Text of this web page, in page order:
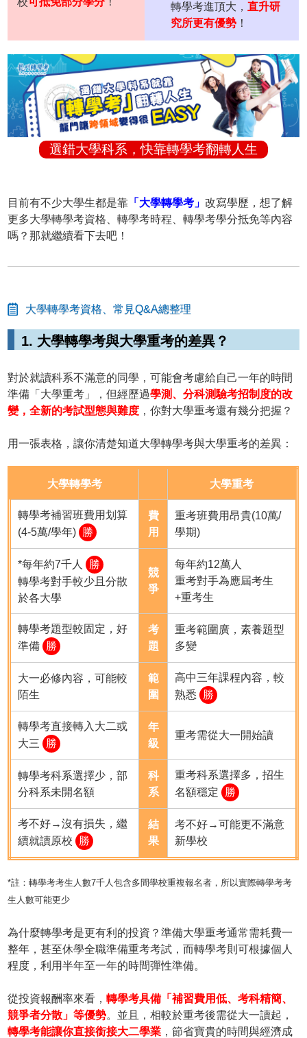
轉學考進頂大， 直升研
究所更有優勢！
選錯大學科系，快靠轉學考翻轉人生
目前有不少大學生都是靠 「大學轉學考」改寫學歷，想了解
更多大學轉學考資格、轉學考時程、轉學考學分抵免等內容
嗎？那就繼續看下去吧！
大學轉學考資格、常見Q&A總整理
1. 大學轉學考與大學重考的差異？
對於就讀科系不滿意的同學，可能會考慮給自己一年的時間
準備「大學重考」，但經歷過學測、分科測驗考招制度的改
變，全新的考試型態與難度 ，你對大學重考還有幾分把握？
用一張表格，讓你清楚知道大學轉學考與大學重考的差異：
大學轉學考 大學重考
轉學考補習班費用划算
(4-5萬/學年) 勝
費
用
重考班費用昂貴(10萬/
學期)
*每年約7千人 勝
轉學考對手較少且分散
於各大學
競
爭
每年約12萬人
重考對手為應屆考生
+重考生
轉學考題型較固定，好
準備 勝
考
題
重考範圍廣，素養題型
多變
大一必修內容，可能較
陌生
範
圍
高中三年課程內容，較
熟悉 勝
轉學考直接轉入大二或
大三 勝
年
級
重考需從大一開始讀
轉學考科系選擇少，部
分科系未開名額
科
系
重考科系選擇多，招生
名額穩定 勝
考不好→沒有損失，繼
續就讀原校 勝
結
果
考不好→可能更不滿意
新學校
*註：轉學考考生人數7千人包含多間學校重複報名者，所以實際轉學考考
生人數可能更少
為什麼轉學考是更有利的投資？準備大學重考通常需耗費一
整年，甚至休學全職準備重考考試，而轉學考則可根據個人
程度，利用半年至一年的時間彈性準備。
從投資報酬率來看，轉學考具備「補習費用低、考科精簡、
競爭者分散」等優勢。並且，相較於重考後需從大一讀起，
轉學考能讓你直接銜接大二學業 ，節省寶貴的時間與經濟成